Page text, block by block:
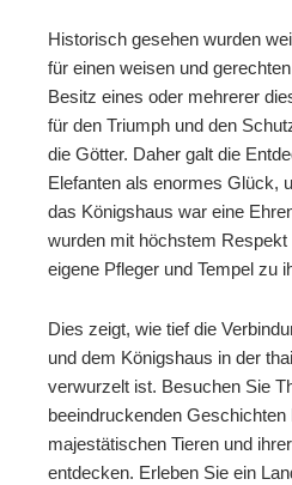
Historisch gesehen wurden
für einen weisen und
Besitz eines oder mehrerer
für den Triumph und den
die Götter. Daher galt die
Elefanten als enormes Glück,
das Königshaus war eine
wurden mit höchstem Respekt
eigene Pfleger und Tempel zu
Dies zeigt, wie tief die
und dem Königshaus in der
verwurzelt ist. Besuchen Sie
beeindruckenden Geschichten
majestätischen Tieren und
entdecken. Erleben Sie ein